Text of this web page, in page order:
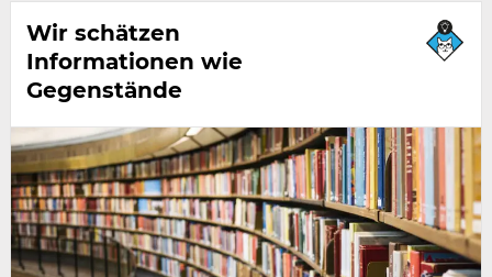
Wir schätzen
Informationen wie
Gegenstände